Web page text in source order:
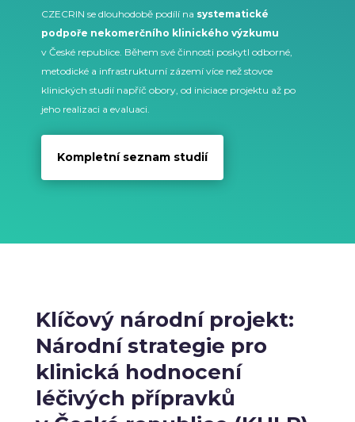
CZECRIN se dlouhodobě podílí na systematické
podpoře nekomerčního klinického výzkumu
v České republice. Během své činnosti poskytl odborné,
metodické a infrastrukturní zázemí více než stovce
klinických studií napříč obory, od iniciace projektu až po
jeho realizaci a evaluaci.
Kompletní seznam studií
Klíčový národní projekt:
Národní strategie pro
klinická hodnocení
léčivých přípravků